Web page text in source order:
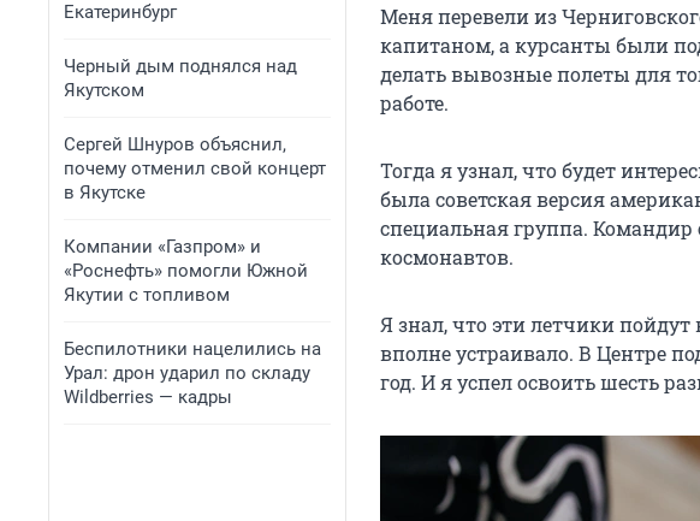
Екатеринбург
Черный дым поднялся над
Якутском
Сергей Шнуров объяснил,
почему отменил свой концерт
в Якутске
Компании «Газпром» и
«Роснефть» помогли Южной
Якутии с топливом
Беспилотники нацелились на
Урал: дрон ударил по складу
Wildberries — кадры
Меня перевели из
капитаном, а курсанты были
делать вывозные полеты для
работе.
Тогда я узнал, что будет
была советская версия
специальная группа. Командир
космонавтов.
Я знал, что эти летчики
вполне устраивало. В Центре
год. И я успел освоить шесть